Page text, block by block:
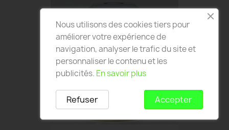
Nous utilisons des cookies tiers pour
améliorer votre expérience de
navigation, analyser le trafic du site et
personnaliser le contenu et les
publicités. En savoir plus
Accepter
Refuser